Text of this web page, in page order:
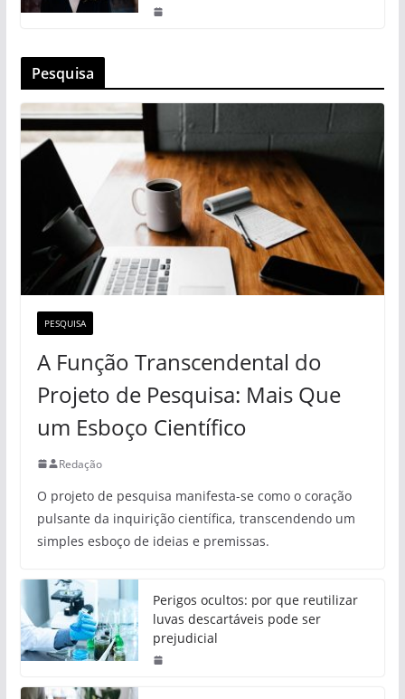
Pesquisa
PESQUISA
A Função Transcendental do
Projeto de Pesquisa: Mais Que
um Esboço Científico
Redação
O projeto de pesquisa manifesta-se como o coração
pulsante da inquirição científica, transcendendo um
simples esboço de ideias e premissas.
Perigos ocultos: por que reutilizar
luvas descartáveis pode ser
prejudicial